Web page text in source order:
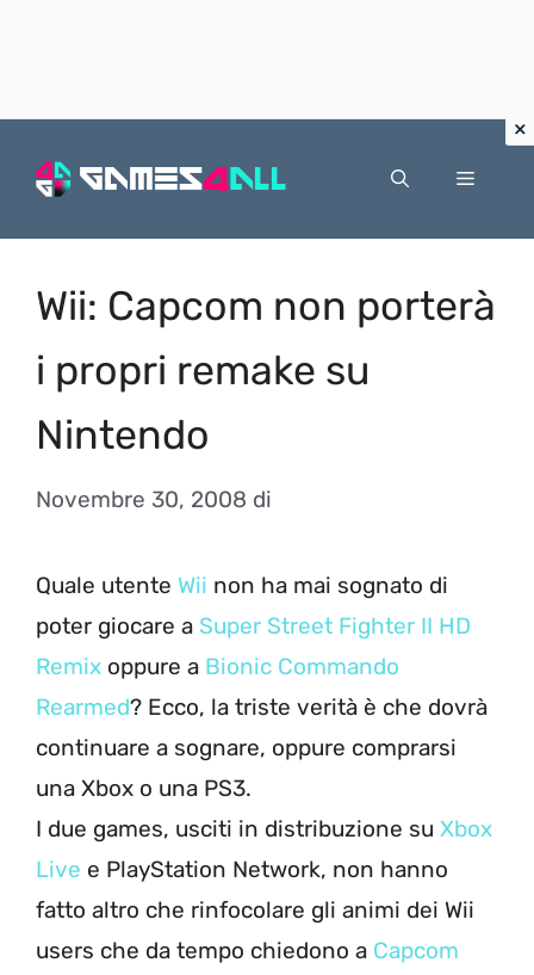
Menu
Wii: Capcom non porterà
i propri remake su
Nintendo
Novembre 30, 2008 di
Quale utente Wii non ha mai sognato di
poter giocare a Super Street Fighter II HD
Remix oppure a Bionic Commando
Rearmed? Ecco, la triste verità è che dovrà
continuare a sognare, oppure comprarsi
una Xbox o una PS3.
I due games, usciti in distribuzione su Xbox
Live e PlayStation Network, non hanno
fatto altro che rinfocolare gli animi dei Wii
users che da tempo chiedono a Capcom